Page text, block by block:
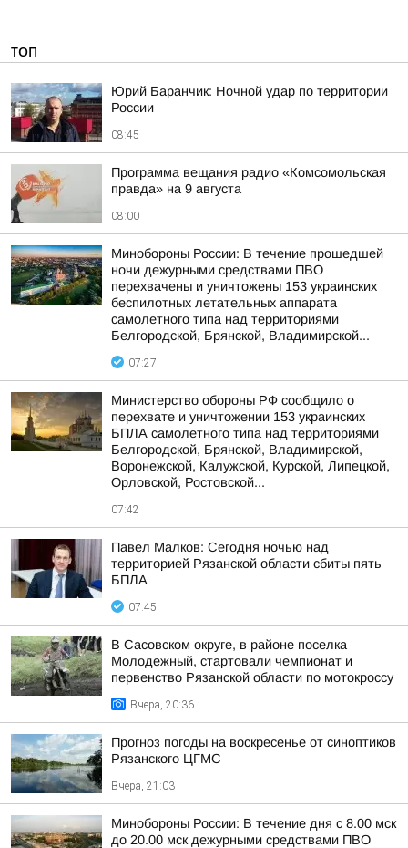
ТОП
Юрий Баранчик: Ночной удар по территории
России
08:45
Программа вещания радио «Комсомольская
правда» на 9 августа
08:00
Минобороны России: В течение прошедшей
ночи дежурными средствами ПВО
перехвачены и уничтожены 153 украинских
беспилотных летательных аппарата
самолетного типа над территориями
Белгородской, Брянской, Владимирской...
07:27
Министерство обороны РФ сообщило о
перехвате и уничтожении 153 украинских
БПЛА самолетного типа над территориями
Белгородской, Брянской, Владимирской,
Воронежской, Калужской, Курской, Липецкой,
Орловской, Ростовской...
07:42
Павел Малков: Сегодня ночью над
территорией Рязанской области сбиты пять
БПЛА
07:45
В Сасовском округе, в районе поселка
Молодежный, стартовали чемпионат и
первенство Рязанской области по мотокроссу
Вчера, 20:36
Прогноз погоды на воскресенье от синоптиков
Рязанского ЦГМС
Вчера, 21:03
Минобороны России: В течение дня с 8.00 мск
до 20.00 мск дежурными средствами ПВО